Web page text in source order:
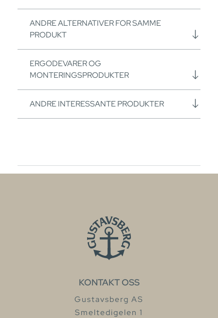
ANDRE ALTERNATIVER FOR SAMME
PRODUKT
ERGODEVARER OG
MONTERINGSPRODUKTER
ANDRE INTERESSANTE PRODUKTER
KONTAKT OSS
Gustavsberg AS
Smeltedigelen 1